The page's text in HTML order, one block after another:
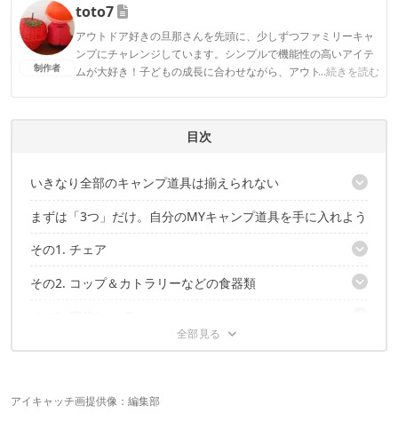
CAMP HACK編集部のプロフィール
制作者
toto7
アウトドア好きの旦那さんを先頭に、少しずつファミリーキャ
ンプにチャレンジしています。シンプルで機能性の高いアイテ
ムが大好き！子どもの成長に合わせながら、アウトドアを楽し
...続きを読む
目次
いきなり全部のキャンプ道具は揃えられない
先輩キャンパーと一緒にキャンプへ行こう
まずは「3つ」だけ。自分のMYキャンプ道具を手に入れよう
その1. チェア
おすすめグッズ①【ヘリノックス チェアゼロ】
おすすめグッズ③【スノーピーク ローチェア】
その他、チェアで迷ったらこちらの記事たちが参考になるかも
その2. コップ＆カトラリーなどの食器類
おすすめグッズ②【モンベル チタンスプーン&フォークセッ
おすすめグッズ④【シートゥーサミット デルタキャンプ セッ
ト】
おすすめグッズ①【モンベル アルパインダウンハガー800 #3】
「キャンプは楽しい」を120％で体感するために
アイキャッチ画提供像：編集部